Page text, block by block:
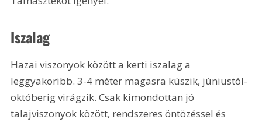
Iszalag
Hazai viszonyok között a kerti iszalag a
leggyakoribb. 3-4 méter magasra kúszik, júniustól-
októberig virágzik. Csak kimondottan jó
talajviszonyok között, rendszeres öntözéssel és